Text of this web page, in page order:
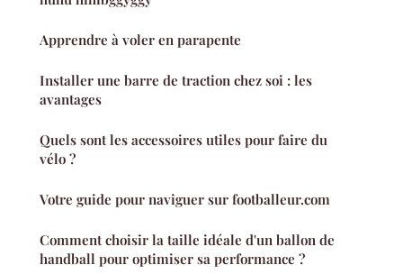
Apprendre à voler en parapente
Installer une barre de traction chez soi : les
avantages
Quels sont les accessoires utiles pour faire du
vélo ?
Votre guide pour naviguer sur footballeur.com
Comment choisir la taille idéale d'un ballon de
handball pour optimiser sa performance ?